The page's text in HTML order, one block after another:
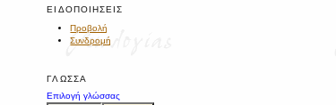
ΕΙΔΟΠΟΙΉΣΕΙΣ
Προβολή
Συνδρομή
ΓΛΏΣΣΑ
Επιλογή γλώσσας